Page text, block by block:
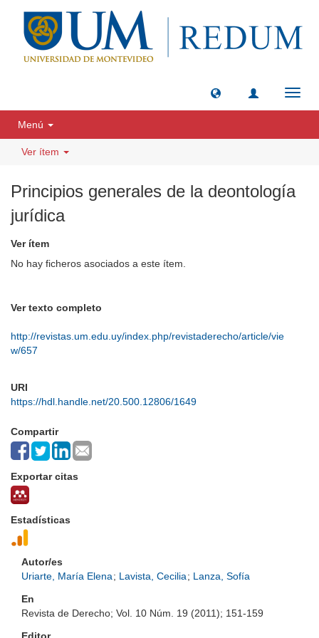
Menú
Ver ítem
Principios generales de la deontología
jurídica
Ver ítem
No hay ficheros asociados a este ítem.
Ver texto completo
http://revistas.um.edu.uy/index.php/revistaderecho/article/vie
w/657
URI
https://hdl.handle.net/20.500.12806/1649
Compartir
Exportar citas
Estadísticas
Autor/es
Uriarte, María Elena; Lavista, Cecilia; Lanza, Sofía
En
Revista de Derecho; Vol. 10 Núm. 19 (2011); 151-159